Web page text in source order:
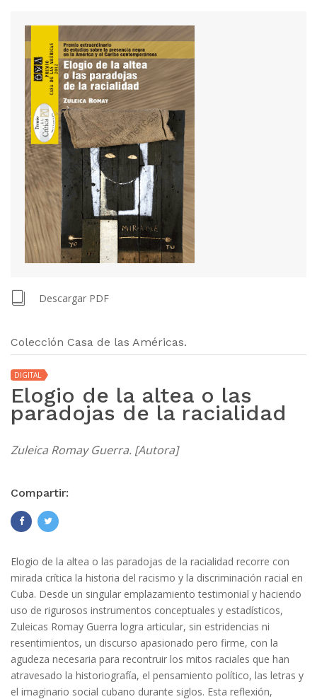
Descargar PDF
Colección Casa de las Américas.
DIGITAL
Elogio de la altea o las
paradojas de la racialidad
Zuleica Romay Guerra. [Autora]
Compartir:
Elogio de la altea o las paradojas de la racialidad recorre con
mirada crítica la historia del racismo y la discriminación racial en
Cuba. Desde un singular emplazamiento testimonial y haciendo
uso de rigurosos instrumentos conceptuales y estadísticos,
Zuleicas Romay Guerra logra articular, sin estridencias ni
resentimientos, un discurso apasionado pero firme, con la
agudeza necesaria para recontruir los mitos raciales que han
atravesado la historiografía, el pensamiento político, las letras y
el imaginario social cubano durante siglos. Esta reflexión,